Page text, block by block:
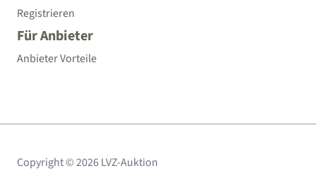
Registrieren
Für Anbieter
Anbieter Vorteile
Copyright © 2026 LVZ-Auktion